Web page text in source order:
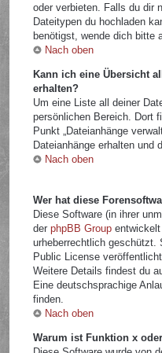
oder verbieten. Falls du dir
Dateitypen du hochladen
benötigst, wende dich bitte
Nach oben
Kann ich eine Übersicht
erhalten?
Um eine Liste all deiner
persönlichen Bereich. Dort
Punkt „Dateianhänge
Dateianhänge erhalten und
Nach oben
Wer hat diese
Diese Software (in ihrer
derphpBB Group
urheberrechtlich geschützt.
Public License
Weitere Details findest du
Eine deutschsprachige
finden.
Nach oben
Warum ist Funktion x